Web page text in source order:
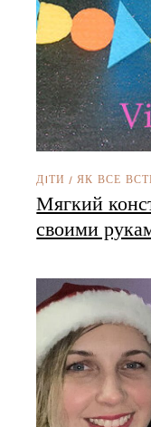
ДIТИ / ЯК ВСЕ
Мягкий
своими